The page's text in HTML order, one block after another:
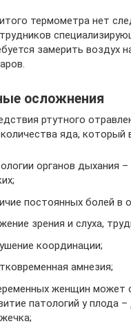
термометра нет
замерить воздух
осложнения
ртутного
яда, который
органов дыхания
постоянных болей в
зрения и слуха,
координации;
амнезия;
женщин может
патологий у плода